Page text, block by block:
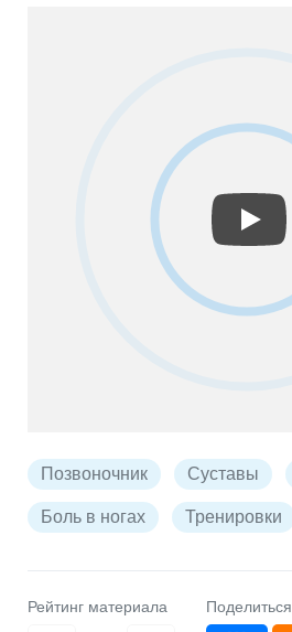
Позвоночник Суставы
Боль в ногах Тренировки
Рейтинг материала Поделиться